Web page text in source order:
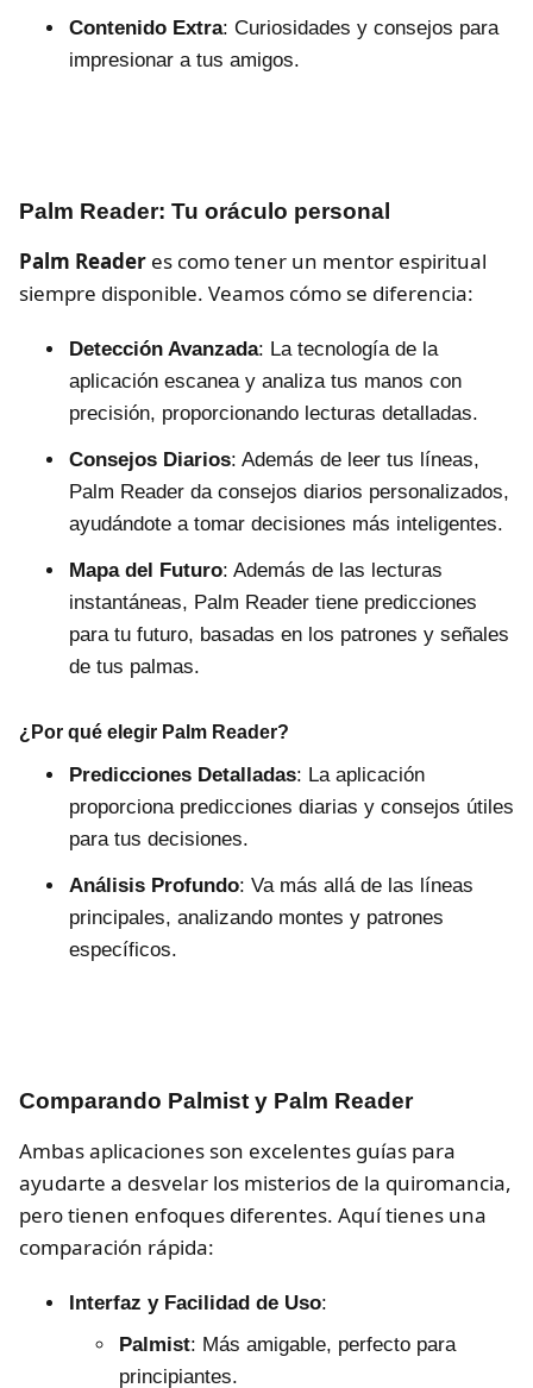
Contenido Extra: Curiosidades y consejos para
impresionar a tus amigos.
Palm Reader: Tu oráculo personal
Palm Reader es como tener un mentor espiritual
siempre disponible. Veamos cómo se diferencia:
Detección Avanzada: La tecnología de la
aplicación escanea y analiza tus manos con
precisión, proporcionando lecturas detalladas.
Consejos Diarios: Además de leer tus líneas,
Palm Reader da consejos diarios personalizados,
ayudándote a tomar decisiones más inteligentes.
Mapa del Futuro: Además de las lecturas
instantáneas, Palm Reader tiene predicciones
para tu futuro, basadas en los patrones y señales
de tus palmas.
¿Por qué elegir Palm Reader?
Predicciones Detalladas: La aplicación
proporciona predicciones diarias y consejos útiles
para tus decisiones.
Análisis Profundo: Va más allá de las líneas
principales, analizando montes y patrones
específicos.
Comparando Palmist y Palm Reader
Ambas aplicaciones son excelentes guías para
ayudarte a desvelar los misterios de la quiromancia,
pero tienen enfoques diferentes. Aquí tienes una
comparación rápida:
Interfaz y Facilidad de Uso:
Palmist: Más amigable, perfecto para
principiantes.